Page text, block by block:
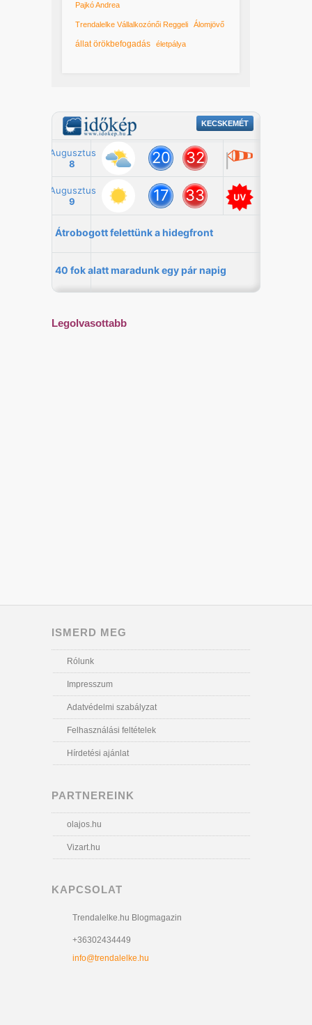
Pajkó Andrea
Trendalelke Vállalkozónői Reggeli Álomjövő
állat örökbefogadás életpálya
Legolvasottabb
ISMERD MEG
Rólunk
Impresszum
Adatvédelmi szabályzat
Felhasználási feltételek
Hírdetési ajánlat
PARTNEREINK
olajos.hu
Vizart.hu
KAPCSOLAT
Trendalelke.hu Blogmagazin
+36302434449
info@trendalelke.hu